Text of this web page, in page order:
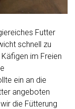
Futter
schnell zu
im Freien
ein an die
angeboten
die Fütterung